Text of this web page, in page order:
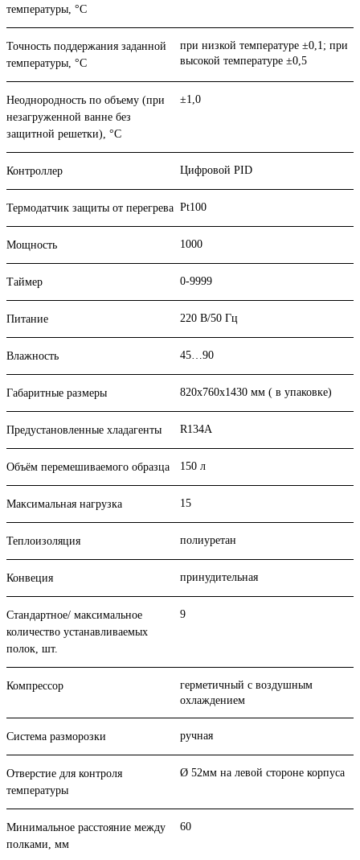
температуры, °С
Точность поддержания заданной
температуры, °С
при низкой температуре ±0,1; при
высокой температуре ±0,5
Неоднородность по объему (при
незагруженной ванне без
защитной решетки), °С
±1,0
Контроллер Цифровой PID
Термодатчик защиты от перегрева Pt100
Мощность 1000
Таймер 0-9999
Питание 220 В/50 Гц
Влажность 45…90
Габаритные размеры 820х760х1430 мм ( в упаковке)
Предустановленные хладагенты R134A
Объём перемешиваемого образца 150 л
Максимальная нагрузка 15
Теплоизоляция полиуретан
Конвеция принудительная
Стандартное/ максимальное
количество устанавливаемых
полок, шт.
9
Компрессор
герметичный с воздушным
охлаждением
Система разморозки ручная
Отверстие для контроля
температуры
Ø 52мм на левой стороне корпуса
Минимальное расстояние между
полками, мм
60